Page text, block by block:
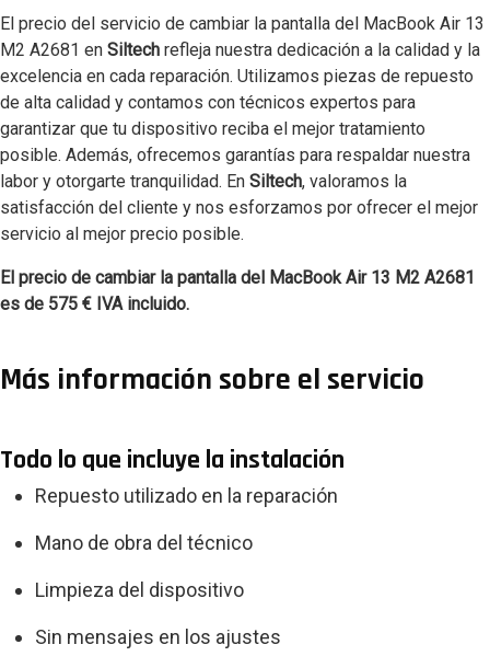
El precio del servicio de cambiar la pantalla del MacBook Air 13
M2 A2681 en Siltech refleja nuestra dedicación a la calidad y la
excelencia en cada reparación. Utilizamos piezas de repuesto
de alta calidad y contamos con técnicos expertos para
garantizar que tu dispositivo reciba el mejor tratamiento
posible. Además, ofrecemos garantías para respaldar nuestra
labor y otorgarte tranquilidad. En Siltech, valoramos la
satisfacción del cliente y nos esforzamos por ofrecer el mejor
servicio al mejor precio posible.
El precio de cambiar la pantalla del MacBook Air 13 M2 A2681
es de 575 € IVA incluido.
Más información sobre el servicio
Todo lo que incluye la instalación
Repuesto utilizado en la reparación
Mano de obra del técnico
Limpieza del dispositivo
Sin mensajes en los ajustes